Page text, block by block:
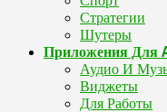
Стратегии
Шутеры
Приложения Для
Аудио И
Виджеты
Для Работы